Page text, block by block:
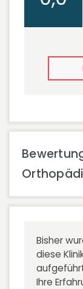
Bisher
diese
Ihre